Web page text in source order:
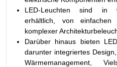
LED-Leuchten sind in
erhältlich, von
komplexer
Darüber hinaus bieten
darunter integriertes
Wärmemanagement,